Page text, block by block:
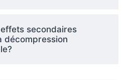
secondaires
décompression